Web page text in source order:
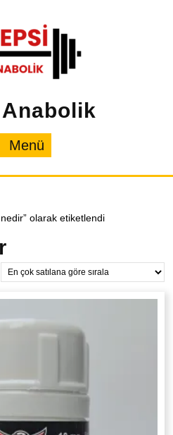
Menü
olarak etiketlendi